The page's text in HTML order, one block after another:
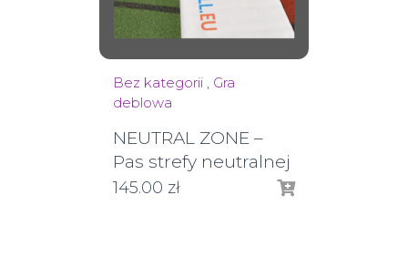
Bez kategorii
Gra
deblowa
NEUTRAL ZONE –
Pas strefy neutralnej
145.00 zł